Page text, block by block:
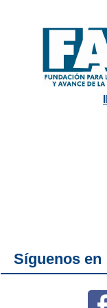
Síguenos en